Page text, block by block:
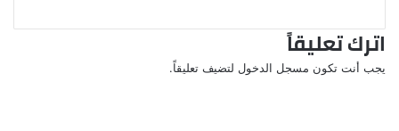
اترك تعليقاً
يجب أنت تكون مسجل الدخول لتضيف تعليقاً.